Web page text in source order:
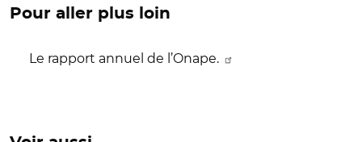
Pour aller plus loin
Le rapport annuel de l’Onape.